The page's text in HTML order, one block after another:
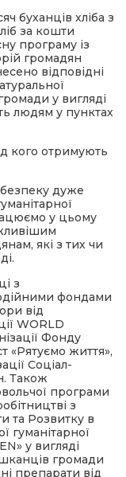
буханців хліба з
за кошти
програму із
громадян
відповідні
у вигляді
людям у пунктах
кого отримують
дуже
у цьому
які з тих чи
з
фондами
від
WORLD
Фонду
«Рятуємо життя»,
Соціал-
Також
програми
з
та Розвитку в
гуманітарної
у вигляді
громади
препарати від